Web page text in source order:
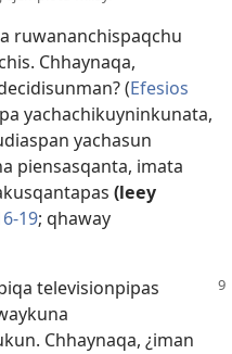
ruwananchispaqchu
Chhaynaqa,
(Efesios
yachachikuyninkunata,
yachasun
piensasqanta, imata
(leey
19; qhaway
televisionpipas
Chhaynaqa, ¿iman